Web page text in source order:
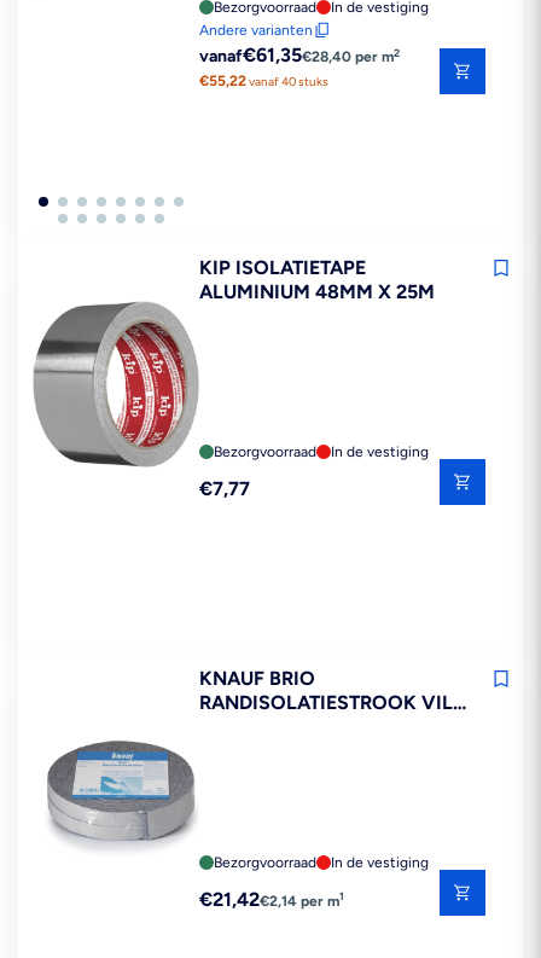
Bezorgvoorraad
In de vestiging
Andere varianten
Reguliere
prijs
vanaf€61,35€28,40 per m2
€55,22vanaf 40 stuks
KIP ISOLATIETAPE
ALUMINIUM 48MM X 25M
Bezorgvoorraad In de vestiging
Reguliere
€7,77
KNAUF BRIO
RANDISOLATIESTROOK VILT
Bezorgvoorraad In de vestiging
Reguliere
€21,42€2,14 per m1